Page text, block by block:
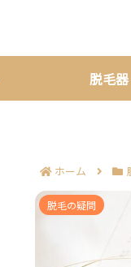
脱毛器
ホーム
湘南美容
脱毛の疑問